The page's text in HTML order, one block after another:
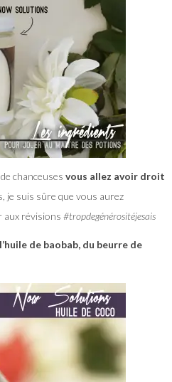
chanceuses vous allez avoir droit
je suis sûre que vous aurez
aux révisions #tropdegénérositéjesais
de baobab, du beurre de